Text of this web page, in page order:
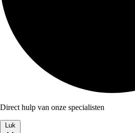
Direct hulp van onze specialisten
Luk